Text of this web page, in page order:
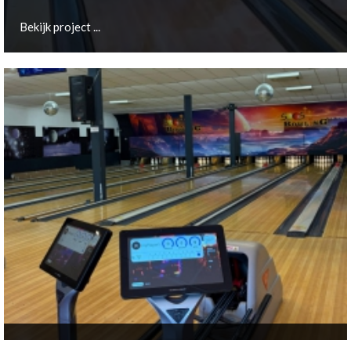
Bekijk project ...
Trondheim, NO
Bekijk project ...